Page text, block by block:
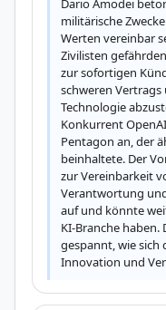
Dario Amodei
militärische
Werten vereinbar
Zivilisten
zur sofortigen
schweren
Technologie
Konkurrent
Pentagon an, der
beinhaltete. Der
zur Vereinbarkeit
Verantwortung
auf und könnte
KI-Branche
gespannt, wie sich
Innovation und